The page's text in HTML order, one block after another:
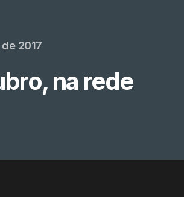
2017
na rede